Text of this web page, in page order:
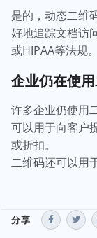
是的，动态二维
好地追踪文档访
或HIPAA等法规。
企业仍在使
许多企业仍使用
可以用于向客户
或折扣。
二维码还可以用
分享